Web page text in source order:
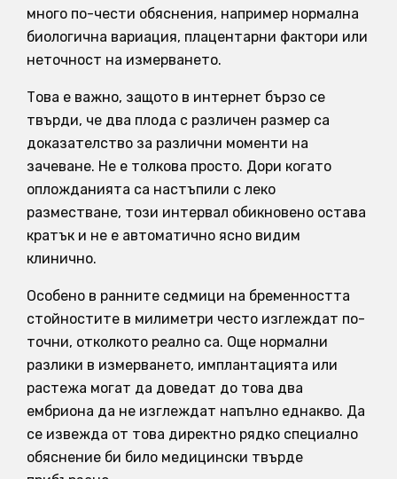
много по-чести обяснения, например нормална
биологична вариация, плацентарни фактори или
неточност на измерването.
Това е важно, защото в интернет бързо се
твърди, че два плода с различен размер са
доказателство за различни моменти на
зачеване. Не е толкова просто. Дори когато
опложданията са настъпили с леко
разместване, този интервал обикновено остава
кратък и не е автоматично ясно видим
клинично.
Особено в ранните седмици на бременността
стойностите в милиметри често изглеждат по-
точни, отколкото реално са. Още нормални
разлики в измерването, имплантацията или
растежа могат да доведат до това два
ембриона да не изглеждат напълно еднакво. Да
се извежда от това директно рядко специално
обяснение би било медицински твърде